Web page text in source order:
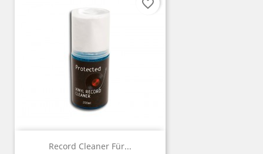
Record Cleaner Für...
favorite_border